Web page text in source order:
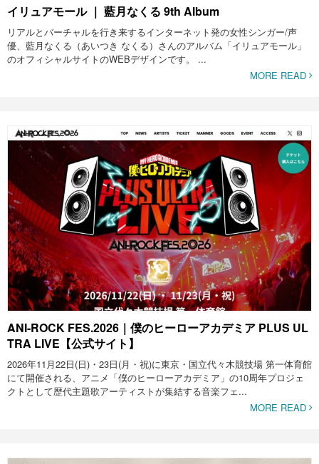
イリュアモール ｜ 藍月なくる 9th Album
リアルとバーチャルを行き来するインターネット発の女性シンガー/声
優、藍月なくる（あいつき なくる）さんのアルバム「イリュアモール」
のオフィシャルサイトのWEBデザインです。 ...
MORE READ
ANI-ROCK FES.2026｜僕のヒーローアカデミア PLUS UL
TRA LIVE【公式サイト】
2026年11月22日(日)・23日(月・祝)に東京・国立代々木競技場 第一体育館
にて開催される、アニメ「僕のヒーローアカデミア」の10周年プロジェ
クトとして歴代主題歌アーティストが集結する音楽フェ...
MORE READ